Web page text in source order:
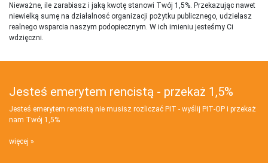
Nieważne, ile zarabiasz i jaką kwotę stanowi Twój 1,5%. Przekazując nawet
niewielką sumę na działalnosć organizacji pożytku publicznego, udzielasz
realnego wsparcia naszym podopiecznym. W ich imieniu jesteśmy Ci
wdzięczni.
Jesteś emerytem rencistą - przekaż 1,5%
Jesteś emerytem rencistą nie musisz rozliczać PIT - wyślij PIT‑OP i przekaż
nam Twój 1,5%
więcej